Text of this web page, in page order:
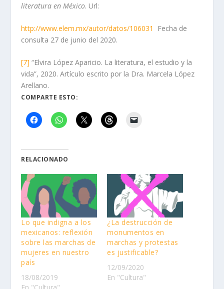
literatura en México. Url:
http://www.elem.mx/autor/datos/106031
Fecha de
consulta 27 de junio del 2020.
[7] “Elvira López Aparicio. La literatura, el estudio y la
vida”, 2020. Artículo escrito por la Dra. Marcela López
Arellano.
COMPARTE ESTO:
RELACIONADO
Lo que indigna a los
mexicanos: reflexión
sobre las marchas de
mujeres en nuestro
país
18/08/2019
¿La destrucción de
monumentos en
marchas y protestas
es justificable?
12/09/2020
En "Cultura"